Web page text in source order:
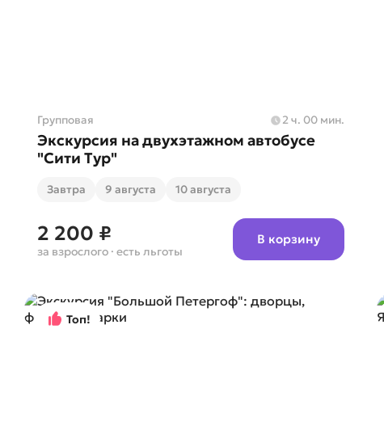
Групповая 2 ч. 00 мин.
Экскурсия на двухэтажном автобусе
"Сити Тур"
Завтра 9 августа 10 августа
2 200 ₽
за взрослого · есть льготы
В корзину
Топ!